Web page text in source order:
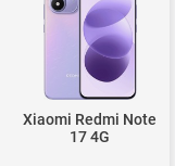
Xiaomi Redmi Note
17 4G